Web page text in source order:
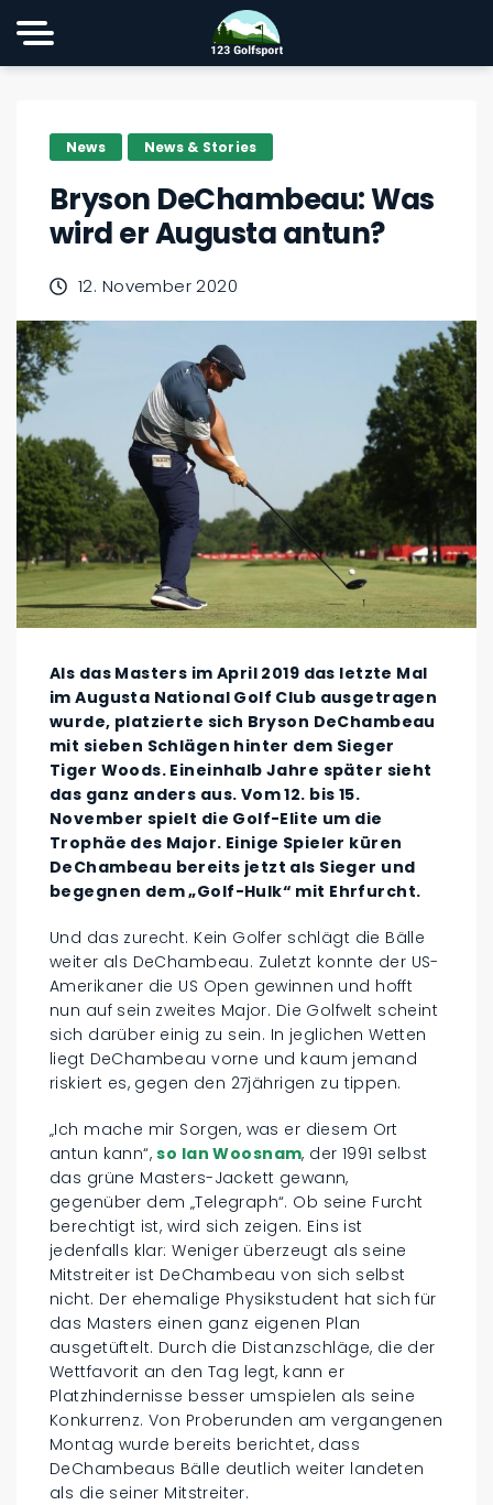
News News & Stories
Bryson DeChambeau: Was
wird er Augusta antun?
12. November 2020
Als das Masters im April 2019 das letzte Mal
im Augusta National Golf Club ausgetragen
wurde, platzierte sich Bryson DeChambeau
mit sieben Schlägen hinter dem Sieger
Tiger Woods. Eineinhalb Jahre später sieht
das ganz anders aus. Vom 12. bis 15.
November spielt die Golf-Elite um die
Trophäe des Major. Einige Spieler küren
DeChambeau bereits jetzt als Sieger und
begegnen dem „Golf-Hulk“ mit Ehrfurcht.
Und das zurecht. Kein Golfer schlägt die Bälle
weiter als DeChambeau. Zuletzt konnte der US-
Amerikaner die US Open gewinnen und hofft
nun auf sein zweites Major. Die Golfwelt scheint
sich darüber einig zu sein. In jeglichen Wetten
liegt DeChambeau vorne und kaum jemand
riskiert es, gegen den 27jährigen zu tippen.
„Ich mache mir Sorgen, was er diesem Ort
antun kann“,so Ian Woosnam, der 1991 selbst
das grüne Masters-Jackett gewann,
gegenüber dem „Telegraph“. Ob seine Furcht
berechtigt ist, wird sich zeigen. Eins ist
jedenfalls klar: Weniger überzeugt als seine
Mitstreiter ist DeChambeau von sich selbst
nicht. Der ehemalige Physikstudent hat sich für
das Masters einen ganz eigenen Plan
ausgetüftelt. Durch die Distanzschläge, die der
Wettfavorit an den Tag legt, kann er
Platzhindernisse besser umspielen als seine
Konkurrenz. Von Proberunden am vergangenen
Montag wurde bereits berichtet, dass
DeChambeaus Bälle deutlich weiter landeten
als die seiner Mitstreiter.